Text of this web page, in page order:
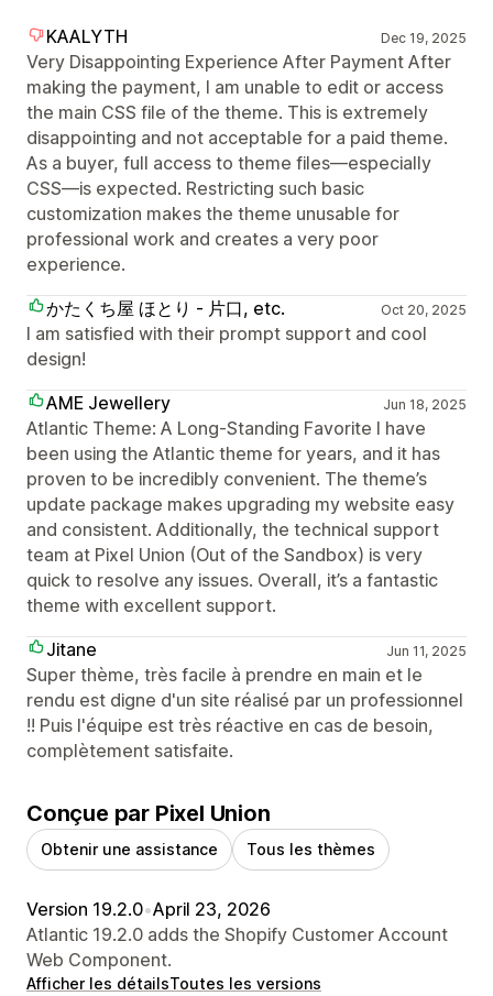
KAALYTH Dec 19, 2025
Very Disappointing Experience After Payment After
making the payment, I am unable to edit or access
the main CSS file of the theme. This is extremely
disappointing and not acceptable for a paid theme.
As a buyer, full access to theme files—especially
CSS—is expected. Restricting such basic
customization makes the theme unusable for
professional work and creates a very poor
experience.
かたくち屋 ほとり - 片口, etc.
Oct 20, 2025
I am satisfied with their prompt support and cool
design!
AME Jewellery
Jun 18, 2025
Atlantic Theme: A Long-Standing Favorite I have
been using the Atlantic theme for years, and it has
proven to be incredibly convenient. The theme’s
update package makes upgrading my website easy
and consistent. Additionally, the technical support
team at Pixel Union (Out of the Sandbox) is very
quick to resolve any issues. Overall, it’s a fantastic
theme with excellent support.
Jitane
Jun 11, 2025
Super thème, très facile à prendre en main et le
rendu est digne d'un site réalisé par un professionnel
!! Puis l'équipe est très réactive en cas de besoin,
complètement satisfaite.
Conçue par Pixel Union
Obtenir une assistance Tous les thèmes
Version 19.2.0•April 23, 2026
Atlantic 19.2.0 adds the Shopify Customer Account
Web Component.
Afficher les détailsToutes les versions